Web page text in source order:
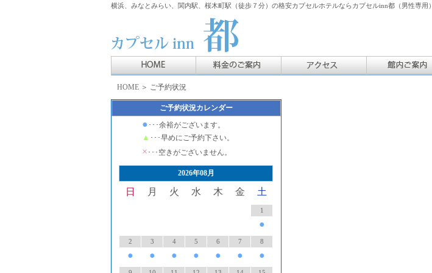
横浜、みなとみらい、関内駅、桜木町駅（徒歩７分）の格安カプセルホテルならカプセルinn都（男性専用）
HOME ＞ ご予約状況
ご予約状況カレンダー
● ･･･余裕がございます。
▲ ･･･早めにご予約下さい。
× ･･･空きがございません。
2026年08月
日 月 火 水 木 金 土
1
●
2
●
3
●
4
●
5
●
6
●
7
●
8
●